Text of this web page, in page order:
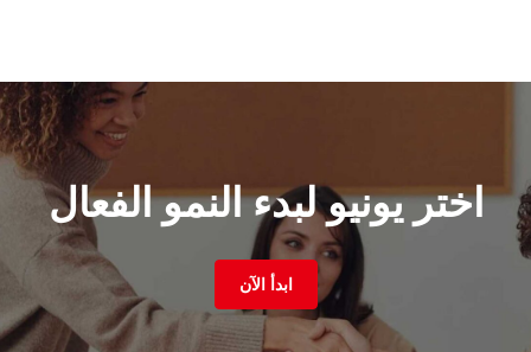
اختر يونيو لبدء النمو الفعال
ابدأ الآن